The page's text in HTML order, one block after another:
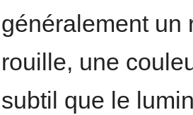
généralement un
rouille, une
subtil que le